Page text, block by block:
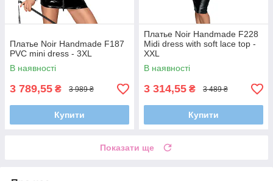
Платье Noir Handmade F187
PVC mini dress - 3XL
В наявності
3 789,55 ₴ 3 989 ₴
Купити
Платье Noir Handmade F228
Midi dress with soft lace top -
XXL
В наявності
3 314,55 ₴ 3 489 ₴
Купити
Показати ще